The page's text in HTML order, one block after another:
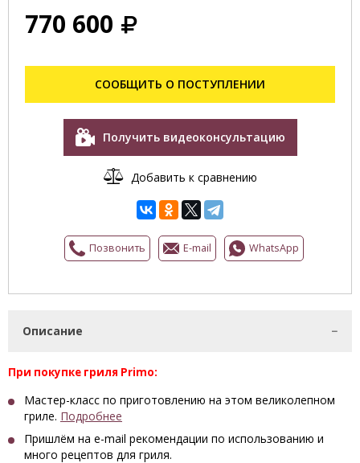
770 600
СООБЩИТЬ О ПОСТУПЛЕНИИ
Получить видеоконсультацию
Добавить к сравнению
Позвонить E-mail WhatsApp
Описание
При покупке гриля Primo:
Мастер-класс по приготовлению на этом великолепном
гриле. Подробнее
Пришлём на e-mail рекомендации по использованию и
много рецептов для гриля.